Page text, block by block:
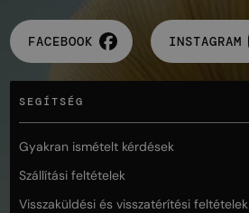
FACEBOOK INSTAGRAM
SEGÍTSÉG
Gyakran ismételt kérdések
Szállítási feltételek
Visszaküldési és visszatérítési feltételek